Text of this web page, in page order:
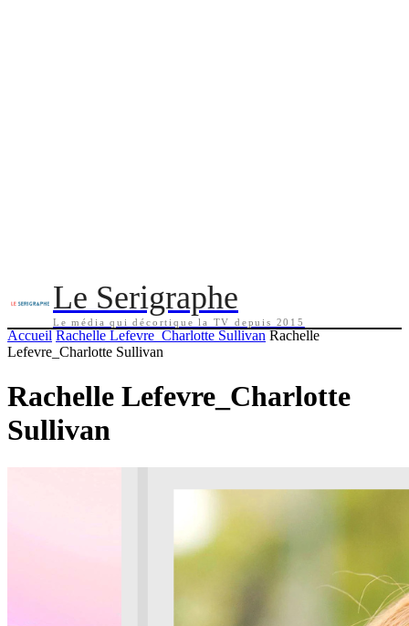
Le Serigraphe
Le média qui décortique la TV depuis 2015
Accueil Rachelle Lefevre_Charlotte Sullivan Rachelle
Lefevre_Charlotte Sullivan
Rachelle Lefevre_Charlotte
Sullivan